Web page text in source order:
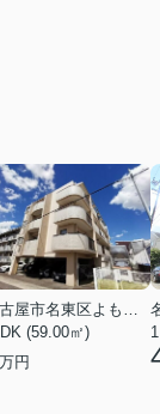
(59.00㎡)
万円